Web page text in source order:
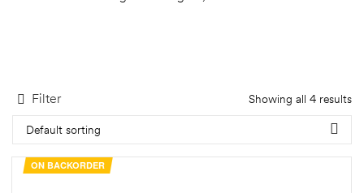
Filter Showing all 4 results
Default sorting
ON BACKORDER